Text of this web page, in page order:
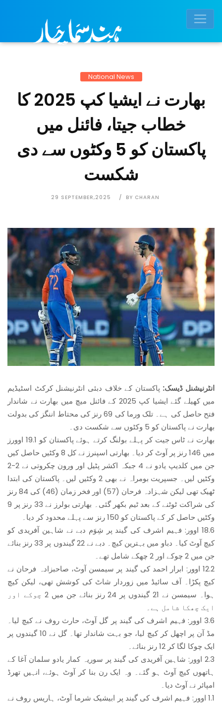
National News
بھارت نے ایشیا کپ 2025 کا
خطاب جیتا، فائنل میں
پاکستان کو 5 وکٹوں سے دی
شکست
29 SEPTEMBER,2025 BY CHARAN
انٹرنیشنل ڈیسک: پاکستان کے خلاف دبئی انٹرنیشنل کرکٹ اسٹیڈیم
میں کھیلے گئے ایشیا کپ 2025 کے فائنل میچ میں بھارت نے شاندار
فتح حاصل کی ہے۔ تلک ورما کی 69 رنز کی محتاط اننگز کی بدولت
بھارت نے پاکستان کو 5 وکٹوں سے شکست دی۔
بھارت نے ٹاس جیت کر پہلے بولنگ کرتے ہوئے پاکستان کو 19.1 اوورز
میں 146 رنز پر آوٹ کر دیا۔ بھارتی اسپنرز نے کل 8 وکٹیں حاصل کیں
جن میں کلدیپ یادو نے 4 جبکہ اکشر پٹیل اور ورون چکروتی نے 2-2
وکٹیں لیں۔ جسپریت بومراہ نے بھی 2 وکٹیں لیں۔ پاکستان کی ابتدا
ٹھیک تھی لیکن شہزادہ فرحان (57) اور فخر زمان (46) کی 84 رنز
کی شراکت ٹوٹنے کے بعد ٹیم بکھر گئی۔ بھارتی بولرز نے 33 رنز پر 9
وکٹیں حاصل کر کے پاکستان کو 150 رنز سے پہلے محدود کر دیا۔
18.6 اوور: فہیم اشرف کی گیند پر شِوَم دبے نے شاہین آفریدی کو
کیچ آوٹ کیا۔ دباو میں بہترین کیچ۔ دبے نے 22 گیندوں پر 33 رنز بنائے
جن میں 2 چوکے اور 2 چھکے شامل تھے۔
12.2 اوور: ابرار احمد کی گیند پر سیمسن آوٹ، صاحبزادہ فرحان نے
کیچ پکڑا۔ آف سائیڈ میں زوردار شاٹ کی کوشش تھی، لیکن کیچ
ہوا۔ سیمسن نے 21 گیندوں پر 24 رنز بنائے جن میں 2 چوکے اور
ایک چھکا شامل ہے۔
3.6 اوور: فہیم اشرف کی گیند پر گل آوٹ، حارث روف نے کیچ لیا۔
مڈ آن پر اچھل کر کیچ لیا، جو بہت شاندار تھا۔ گل نے 10 گیندوں پر
ایک چوکا لگا کر 12 رنز بنائے۔
2.3 اوور: شاہین آفریدی کی گیند پر سوریہ کمار یادو سلمان آغا کے
ہاتھوں کیچ آوٹ ہو گئے۔ وہ ایک رن بنا کر آوٹ ہوئے، انہیں تھرڈ
امپائر نے آوٹ دیا۔
1.1 اوور: فہیم اشرف کی گیند پر ابیشیک شرما آوٹ، ہاریس روف نے